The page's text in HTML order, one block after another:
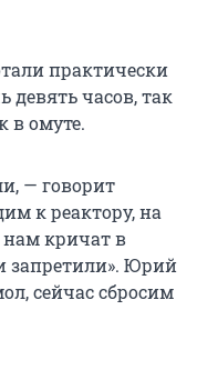
практически
девять часов, так
в омуте.
— говорит
к реактору, на
нам кричат в
запретили». Юрий
сейчас сбросим